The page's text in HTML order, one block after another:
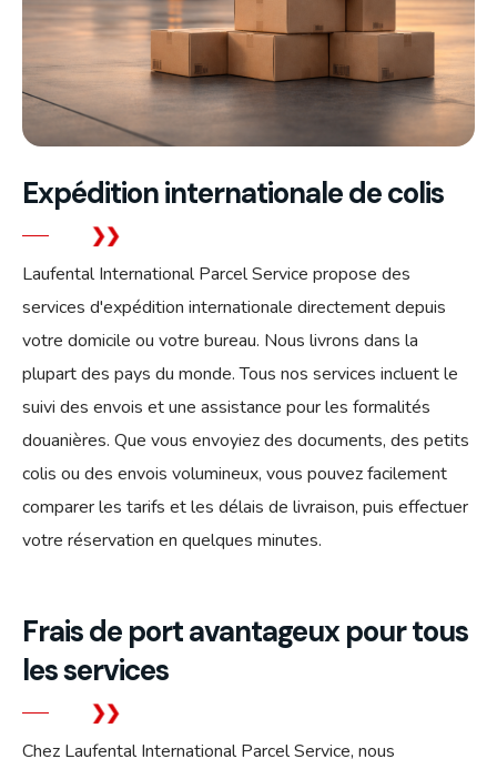
Expédition internationale de colis
Laufental International Parcel Service propose des
services d'expédition internationale directement depuis
votre domicile ou votre bureau. Nous livrons dans la
plupart des pays du monde. Tous nos services incluent le
suivi des envois et une assistance pour les formalités
douanières. Que vous envoyiez des documents, des petits
colis ou des envois volumineux, vous pouvez facilement
comparer les tarifs et les délais de livraison, puis effectuer
votre réservation en quelques minutes.
Frais de port avantageux pour tous
les services
Chez Laufental International Parcel Service, nous